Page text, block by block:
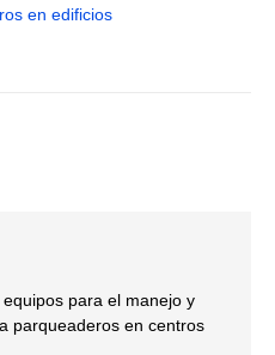
en edificios
para el manejo y
parqueaderos en centros